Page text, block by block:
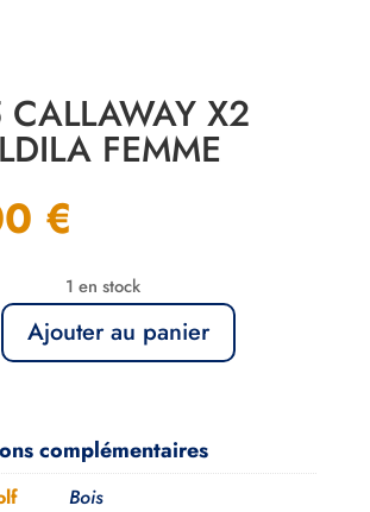
CALLAWAY X2
FEMME
€
1 en stock
Ajouter au panier
complémentaires
Bois